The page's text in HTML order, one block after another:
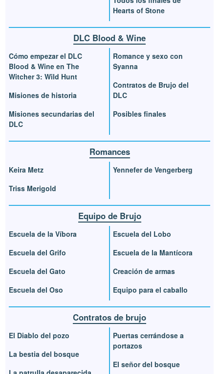
Hearts of Stone
DLC Blood & Wine
Cómo empezar el DLC
Blood & Wine en The
Witcher 3: Wild Hunt
Misiones de historia
Misiones secundarias del
DLC
Romance y sexo con
Syanna
Contratos de Brujo del
DLC
Posibles finales
Romances
Keira Metz
Triss Merigold
Yennefer de Vengerberg
Equipo de Brujo
Escuela de la Víbora
Escuela del Grifo
Escuela del Gato
Escuela del Oso
Escuela del Lobo
Escuela de la Mantícora
Creación de armas
Equipo para el caballo
Contratos de brujo
El Diablo del pozo
La bestia del bosque
Puertas cerrándose a
portazos
El señor del bosque